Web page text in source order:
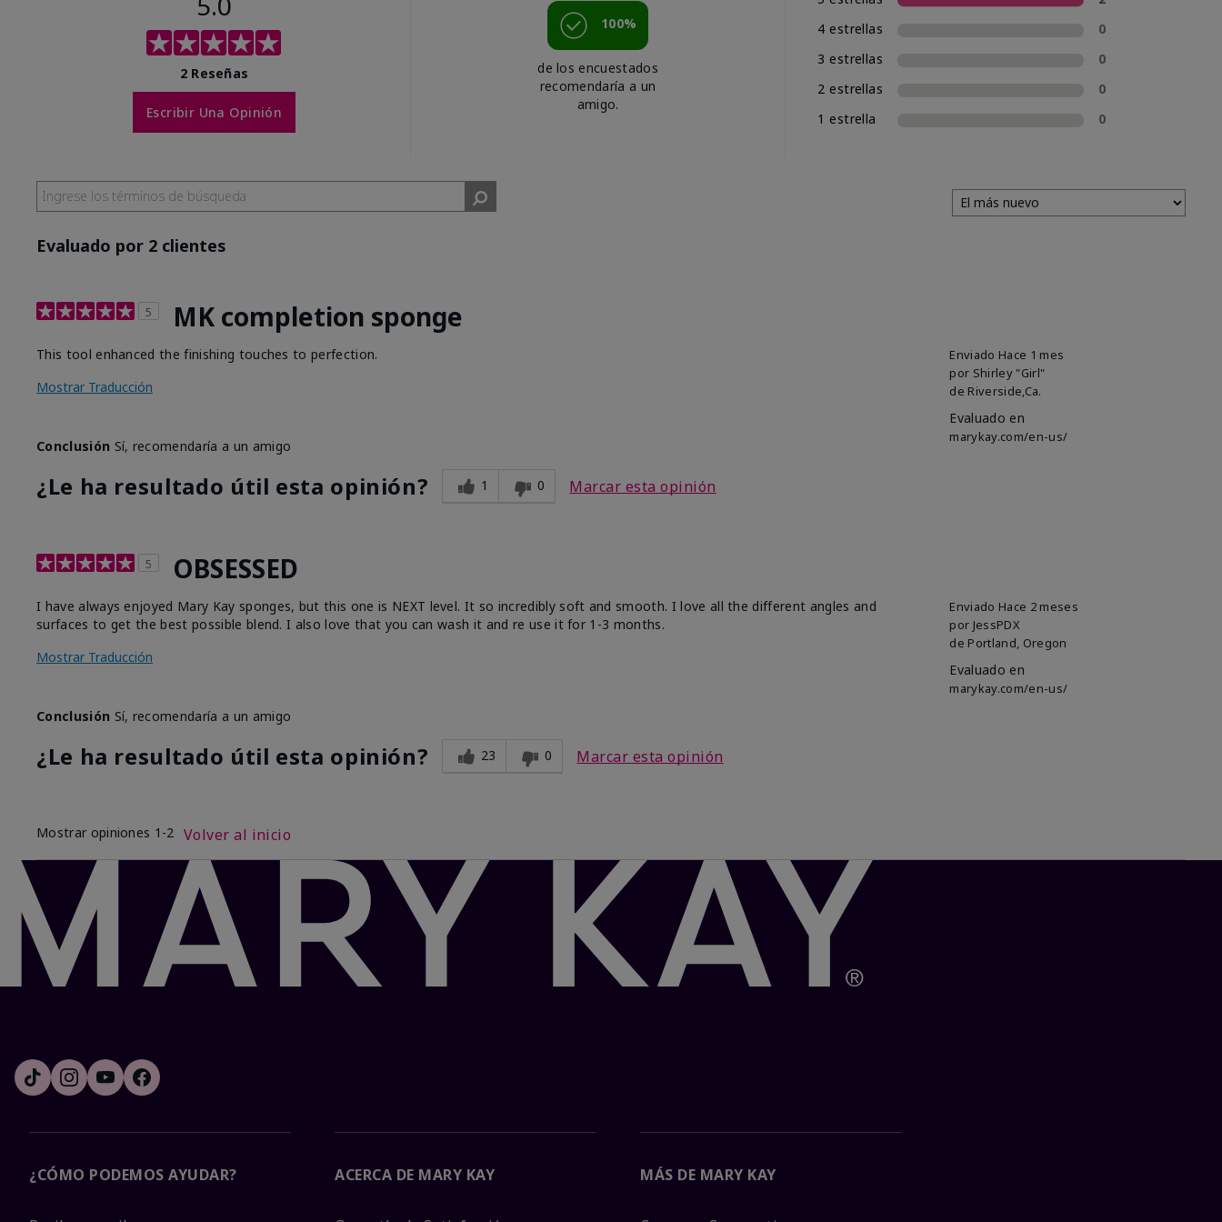
2 Reseñas
Escribir Una Opinión
100%
de los encuestados
recomendaría a un
amigo.
4 estrellas
0
3 estrellas
0
2 estrellas
0
1 estrella
0
Evaluado por 2 clientes
5 MK completion sponge
Enviado Hace 1 mes
por Shirley "Girl"
de Riverside,Ca.
Evaluado en
marykay.com/en-us/
This tool enhanced the finishing touches to perfection.
Mostrar Traducción
Conclusión Sí, recomendaría a un amigo
¿Le ha resultado útil esta opinión? 1 0 Marcar esta opinión
5 OBSESSED
Enviado Hace 2 meses
por JessPDX
de Portland, Oregon
Evaluado en
marykay.com/en-us/
I have always enjoyed Mary Kay sponges, but this one is NEXT level. It so incredibly soft and smooth. I love all the different angles and
surfaces to get the best possible blend. I also love that you can wash it and re use it for 1-3 months.
Mostrar Traducción
Conclusión Sí, recomendaría a un amigo
¿Le ha resultado útil esta opinión? 23 0 Marcar esta opinión
Mostrar opiniones 1-2 Volver al inicio
¿CÓMO PODEMOS AYUDAR? ACERCA DE MARY KAY MÁS DE MARY KAY